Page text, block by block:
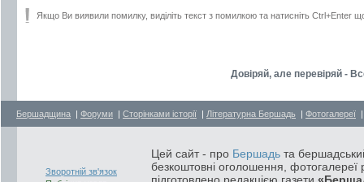
Якщо Ви виявили помилку, виділіть текст з помилкою та натисніть Ctrl+Enter
Довіряй, але перевіряй -
Бершадщина | Форуми | Сторінками історії | Літературна Бершадь | Фотогалереї
Зворотній зв'язок
Цей сайт - про Бершадь та
безкоштовні оголошення, фотогалереї